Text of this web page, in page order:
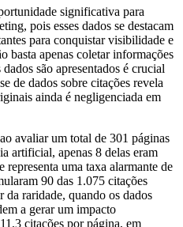
significativa para
pois esses dados se destacam
para conquistar visibilidade e
basta apenas coletar informações
são apresentados é crucial
de dados sobre citações revela
ainda é negligenciada em
avaliar um total de 301 páginas
artificial, apenas 8 delas eram
representa uma taxa alarmante de
90 das 1.075 citações
da raridade, quando os dados
a gerar um impacto
citações por página, em